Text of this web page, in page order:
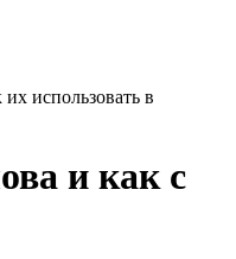
использовать в
и как с